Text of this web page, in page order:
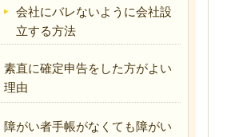
会社にバレないように会社設
立する方法
素直に確定申告をした方がよい
理由
障がい者手帳がなくても障がい